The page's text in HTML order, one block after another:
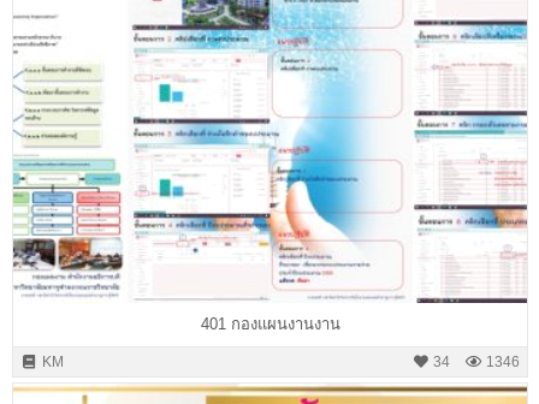
401 กองแผนงานงาน
KM 1346
34